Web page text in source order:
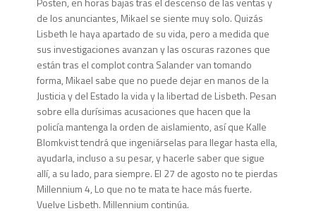
de los anunciantes, Mikael se siente muy solo. Quizás
Lisbeth le haya apartado de su vida, pero a medida que
sus investigaciones avanzan y las oscuras razones que
están tras el complot contra Salander van tomando
forma, Mikael sabe que no puede dejar en manos de la
Justicia y del Estado la vida y la libertad de Lisbeth. Pesan
sobre ella durísimas acusaciones que hacen que la
policía mantenga la orden de aislamiento, así que Kalle
Blomkvist tendrá que ingeniárselas para llegar hasta ella,
ayudarla, incluso a su pesar, y hacerle saber que sigue
allí, a su lado, para siempre. El 27 de agosto no te pierdas
Millennium 4, Lo que no te mata te hace más fuerte.
Vuelve Lisbeth. Millennium continúa.